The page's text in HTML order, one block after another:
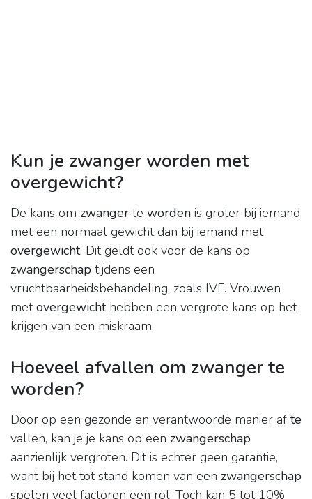
Kun je zwanger worden met
overgewicht?
De kans om zwanger te worden is groter bij iemand
met een normaal gewicht dan bij iemand met
overgewicht. Dit geldt ook voor de kans op
zwangerschap tijdens een
vruchtbaarheidsbehandeling, zoals IVF. Vrouwen
metovergewichthebben een vergrote kans op het
krijgen van een miskraam.
Hoeveel afvallen om zwanger te
worden?
Door op een gezonde en verantwoorde manier af te
vallen, kan je je kans op een zwangerschap
aanzienlijk vergroten. Dit is echter geen garantie,
want bij het tot stand komen van een zwangerschap
spelen veel factoren een rol. Toch kan 5 tot 10%